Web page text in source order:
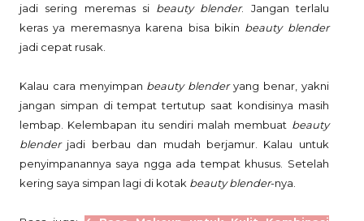
jadi sering meremas si beauty blender. Jangan terlalu
keras ya meremasnya karena bisa bikin beauty blender
jadi cepat rusak.
Kalau cara menyimpan beauty blenderyang benar, yakni
jangan simpan di tempat tertutup saat kondisinya masih
lembap. Kelembapan itu sendiri malah membuat beauty
blenderjadi berbau dan mudah berjamur. Kalau untuk
penyimpanannya saya ngga ada tempat khusus. Setelah
kering saya simpan lagi di kotak beauty blender-nya.